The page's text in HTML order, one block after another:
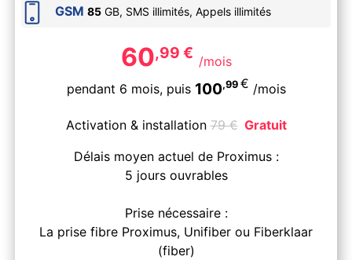
GSM 85 GB, SMS illimités, Appels illimités
60,99 € /mois
pendant 6 mois, puis 100,99 € /mois
Activation & installation79€ Gratuit
Délais moyen actuel de Proximus :
5 jours ouvrables
Prise nécessaire :
La prise fibre Proximus, Unifiber ou Fiberklaar
(fiber)